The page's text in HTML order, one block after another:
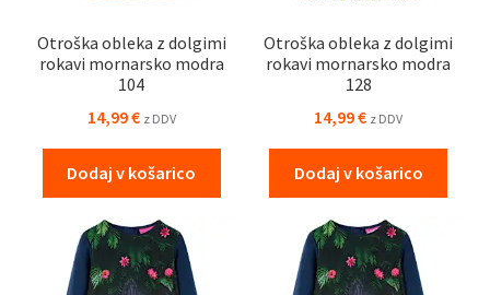
Otroška obleka z dolgimi
rokavi mornarsko modra
104
14,99€ z DDV
Dodaj v košarico
Otroška obleka z dolgimi
rokavi mornarsko modra
128
14,99€ z DDV
Dodaj v košarico